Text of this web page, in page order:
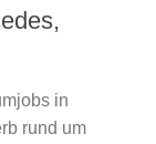
in
rund um